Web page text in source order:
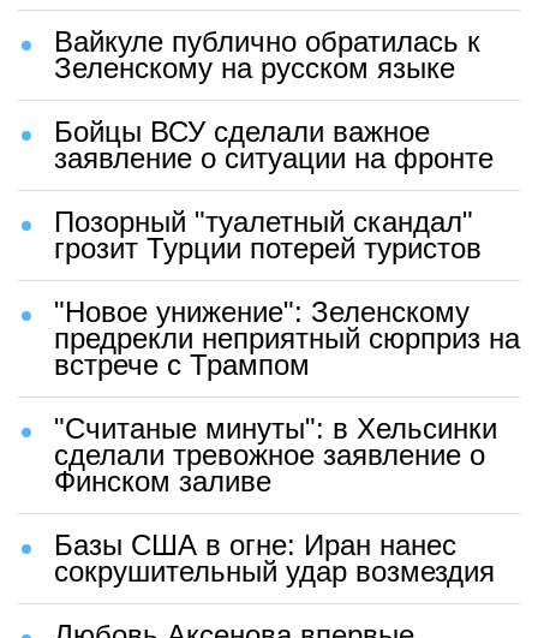
Вайкуле публично обратилась к
Зеленскому на русском языке
Бойцы ВСУ сделали важное
заявление о ситуации на фронте
Позорный "туалетный скандал"
грозит Турции потерей туристов
"Новое унижение": Зеленскому
предрекли неприятный сюрприз на
встрече с Трампом
"Считаные минуты": в Хельсинки
сделали тревожное заявление о
Финском заливе
Базы США в огне: Иран нанес
сокрушительный удар возмездия